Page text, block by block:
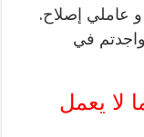
و عاملي إصلاح.
في
لا يعمل